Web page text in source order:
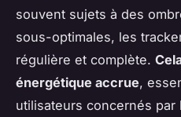
souvent sujets à des
sous-optimales, les
régulière et complète.
énergétique accrue,
utilisateurs concernés par